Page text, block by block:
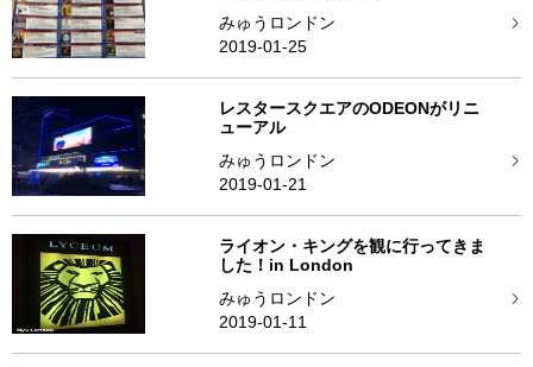
みゅうロンドン
2019-01-25
レスタースクエアのODEONがリニ
ューアル
みゅうロンドン
2019-01-21
ライオン・キングを観に行ってきま
した！in London
みゅうロンドン
2019-01-11